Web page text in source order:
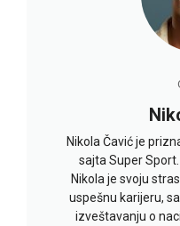
Nikola Čavić je
sajta Super
Nikola je svoju
uspešnu karijeru,
izveštavanju o